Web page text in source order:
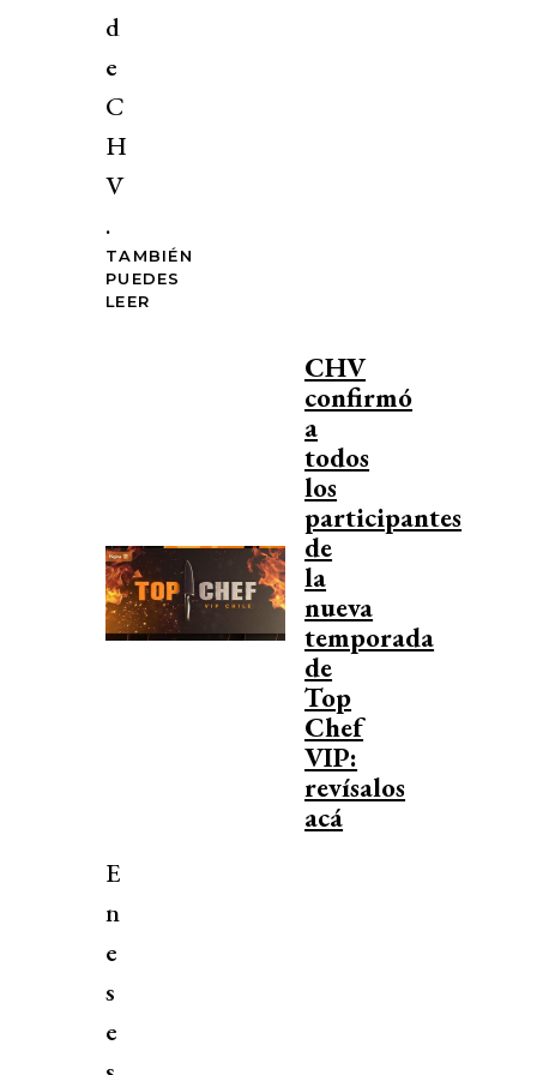
d
e
C
H
V
.
TAMBIÉN
PUEDES
LEER
CHV
confirmó
a
todos
los
participantes
de
la
nueva
temporada
de
Top
Chef
VIP:
revísalos
acá
E
n
e
s
e